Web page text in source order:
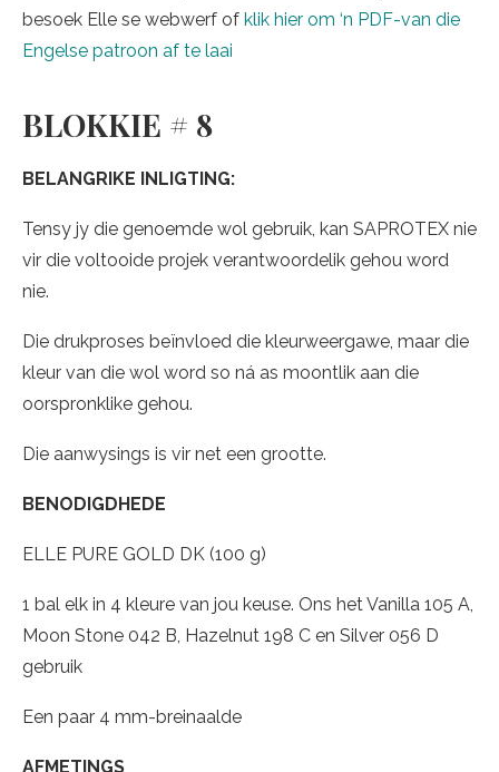
besoek Elle se webwerf of klik hier om ‘n PDF-van die
Engelse patroon af te laai
BLOKKIE # 8
BELANGRIKE INLIGTING:
Tensy jy die genoemde wol gebruik, kan SAPROTEX nie
vir die voltooide projek verantwoordelik gehou word
nie.
Die drukproses beïnvloed die kleurweergawe, maar die
kleur van die wol word so ná as moontlik aan die
oorspronklike gehou.
Die aanwysings is vir net een grootte.
BENODIGDHEDE
ELLE PURE GOLD DK (100 g)
1 bal elk in 4 kleure van jou keuse. Ons het Vanilla 105 A,
Moon Stone 042 B, Hazelnut 198 C en Silver 056 D
gebruik
Een paar 4 mm-breinaalde
AFMETINGS